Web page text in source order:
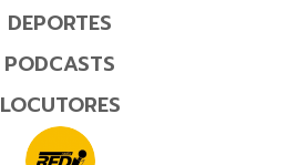
DEPORTES
PODCASTS
LOCUTORES